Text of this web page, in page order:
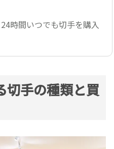
時間いつでも切手を購入
切手の種類と買